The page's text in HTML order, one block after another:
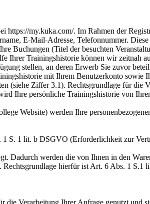
my.kuka.com/. Im Rahmen der
E-Mail-Adresse, Telefonnummer.
(Titel der besuchten
Trainingshistorie können wir zeitnah
stellen, an deren Erwerb Sie zuvor
mit Ihrem Benutzerkonto sowie
(siehe Ziffer 3.1). Rechtsgrundlage für
Ihre persönliche Trainingshistorie von
Website) werden Ihre
1 S. 1 lit. b DSGVO (Erforderlichkeit zur
Dadurch werden die von Ihnen in den
hierfür ist Art. 6 Abs. 1 S.1